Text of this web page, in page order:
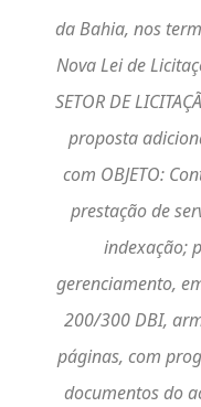
da Bahia, nos
Nova Lei de
SETOR DE
proposta
com OBJETO:
prestação de
indexação;
gerenciamento,
200/300 DBI,
páginas, com
documentos do